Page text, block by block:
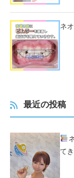
ネ
最近の投稿
て